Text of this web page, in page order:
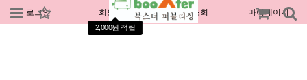
로그인 회원가입
2,000원 적립
주문조회 마이페이지